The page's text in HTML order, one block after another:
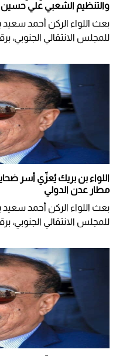
والتنظيم الشعبي علي
بعث اللواء الركن أحمد سعيد
للمجلس الانتقالي الجنوبي،
اللواء بن بريك يُعزّي أسر
مطار عدن الدولي
بعث اللواء الركن أحمد
للمجلس الانتقالي الجنوبي،